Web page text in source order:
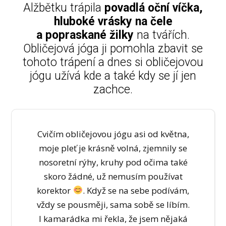
Alžbětku trápila povadlá oční víčka,
hluboké vrásky na čele
a popraskané žilky na tvářích.
Obličejová jóga ji pomohla zbavit se
tohoto trápení a dnes si obličejovou
jógu užívá kde a také kdy se jí jen
zachce.
Cvičím obličejovou jógu asi od května,
moje pleť je krásně volná, zjemnily se
nosoretní rýhy, kruhy pod očima také
skoro žádné, už nemusím používat
korektor
. Když se na sebe podívám,
vždy se pousměji, sama sobě se líbím.
I kamarádka mi řekla, že jsem nějaká